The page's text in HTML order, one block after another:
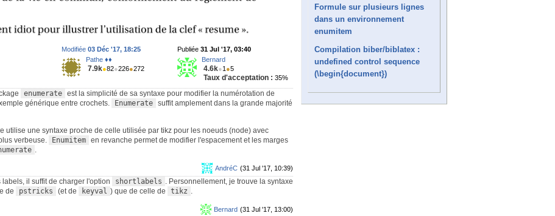
Publiée 31 Jul '17, 03:40
Bernard
4.6k●1 ●5
Taux d'acceptation : 35%
Modifiée 03 Déc '17, 18:25
Pathe ♦♦
7.9k●82●226●272
enumerate est la simplicité de sa syntaxe pour modifier la numérotation de
générique entre crochets.
Enumerate suffit amplement dans la grande majorité
utilise une syntaxe proche de celle utilisée par tikz pour les noeuds (node) avec
verbeuse. Enumitem en revanche permet de modifier l'espacement et les marges
.
(31 Jul '17, 10:39)
AndréC
il suffit de charger l'option shortlabels . Personnellement, je trouve la syntaxe
de
pstricks (et de keyval ) que de celle de tikz .
(31 Jul '17, 13:00)
Bernard
Formule sur plusieurs lignes
dans un environnement
enumitem
Compilation biber/biblatex :
undefined control sequence
(\begin{document})